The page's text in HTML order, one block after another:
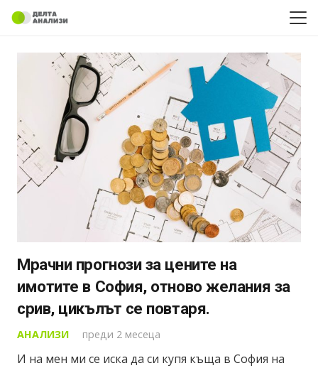
Мрачни прогнози за цените на
имотите в София, отново желания за
срив, цикълът се повтаря.
АНАЛИЗИ преди 2 месеца
И на мен ми се иска да си купя къща в София на